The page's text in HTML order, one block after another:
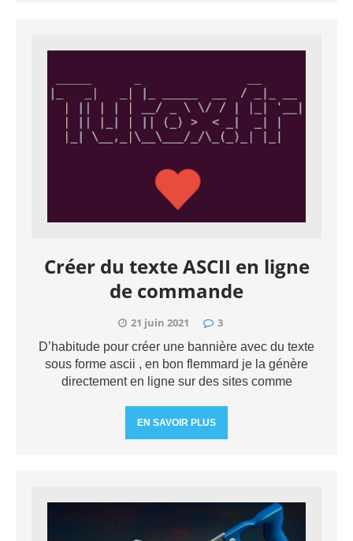
Créer du texte ASCII en ligne
de commande
21 juin 2021 3
D’habitude pour créer une bannière avec du texte
sous forme ascii , en bon flemmard je la génère
directement en ligne sur des sites comme
EN SAVOIR PLUS